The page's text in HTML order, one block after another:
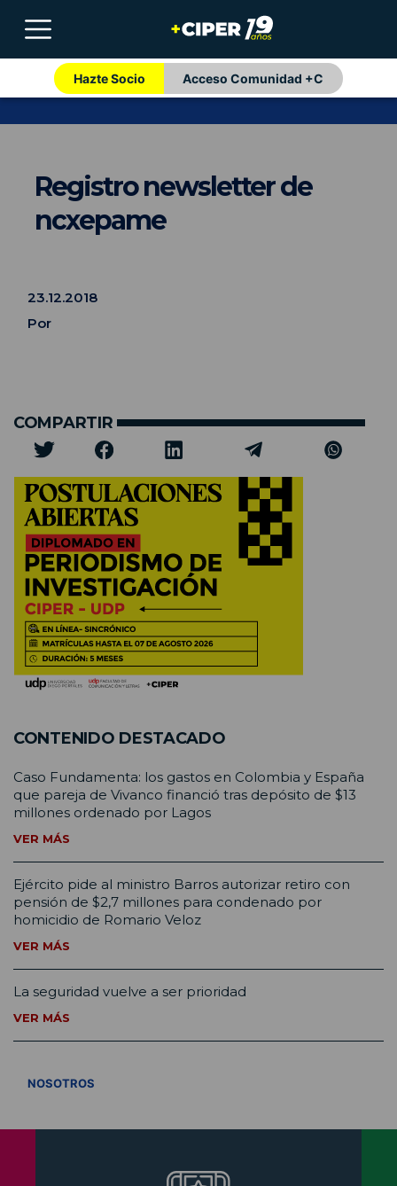
Hazte Socio Acceso Comunidad +C
Registro newsletter de
ncxepame
23.12.2018
Por
COMPARTIR
CONTENIDO DESTACADO
Caso Fundamenta: los gastos en Colombia y España
que pareja de Vivanco financió tras depósito de $13
millones ordenado por Lagos
VER MÁS
Ejército pide al ministro Barros autorizar retiro con
pensión de $2,7 millones para condenado por
homicidio de Romario Veloz
VER MÁS
La seguridad vuelve a ser prioridad
VER MÁS
NOSOTROS